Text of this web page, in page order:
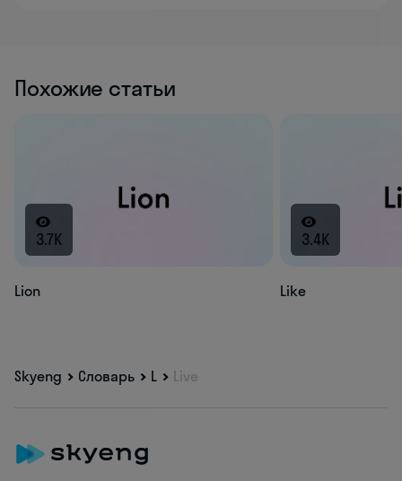
Похожие статьи
3.7K
Lion
3.4K
Like
Skyeng Словарь L Live